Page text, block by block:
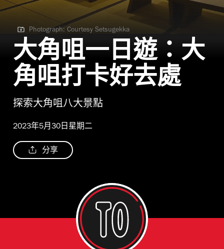
Photograph: Courtesy Setsugekka
Photograph: Courtesy Setsugekka
大角咀一日遊：大
角咀打卡好去處
探索大角咀八大景點
2023年5月30日星期二
分享